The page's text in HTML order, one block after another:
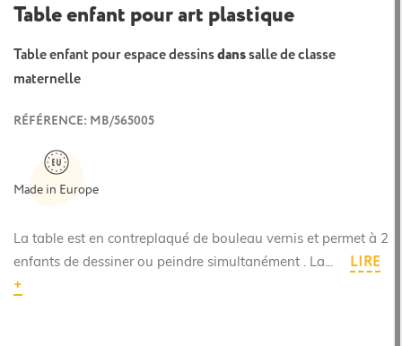
Table enfant pour art plastique
Table enfant pour espace dessinsdanssalle de classe
maternelle
RÉFÉRENCE: MB/565005
Made in Europe
La table est en contreplaqué de bouleau vernis et permet à 2
enfants de dessiner ou peindre simultanément . La...
LIRE
+